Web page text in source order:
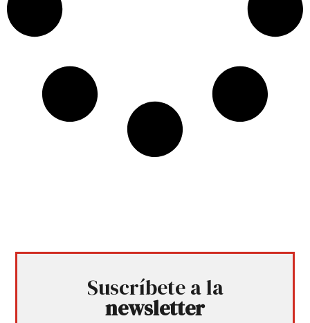
Suscríbete a la
newsletter